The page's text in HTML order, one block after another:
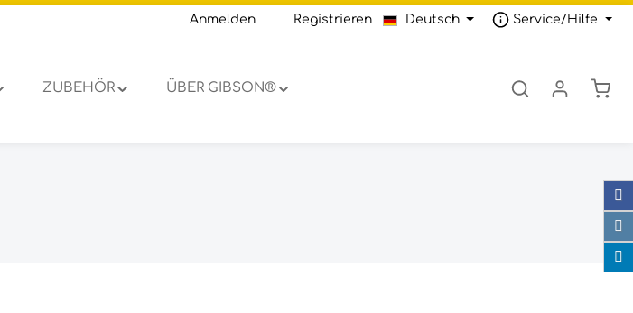
Anmelden Registrieren Deutsch Service/Hilfe
ZUBEHÖR ÜBER GIBSON®